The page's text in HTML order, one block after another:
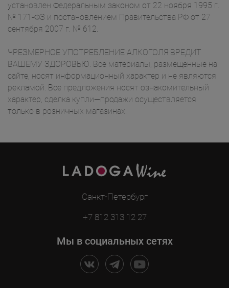
установлен Федеральным законом от 22 ноября 1995 г.
№ 171-ФЗ и постановлением Правительства РФ от 27
сентября 2007 г. № 612.
ЧРЕЗМЕРНОЕ УПОТРЕБЛЕНИЕ АЛКОГОЛЯ ВРЕДИТ
ВАШЕМУ ЗДОРОВЬЮ. Все материалы, размещенные на
сайте, носят информационный характер и не являются
рекламой. Все предложения носят ознакомительный
характер, сделка купли—продажи осуществляется
только в розничных магазинах.
Санкт-Петербург
+7 812 313 12 27
Мы в социальных сетях